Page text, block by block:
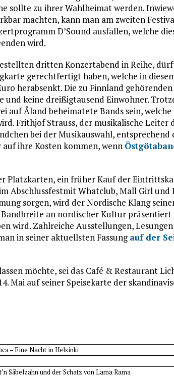
sollte zu ihrer Wahlheimat werden.
machten, kann man am zweiten
D’Sound ausfallen, welche
wird.
dritten Konzertabend in Reihe,
gerechtfertigt haben, welche in
herabsenkt. Die zu Finnland gehörenden
und keine dreißigtausend Einwohner.
auf Åland beheimatete Bands sein, welche
Frithjof Strauss, der musikalische Leiter
bei der Musikauswahl,
auf ihre Kosten kommen, wenn
Platzkarten, ein früher Kauf der
Abschlussfestmit Whatclub, Mall Girl und
sorgen, wird der Nordische Klang
an nordischer Kultur präsentiert
wird. Zahlreiche Ausstellungen,
in seiner aktuellsten Fassungauf der
möchte, sei das Café & Restaurant
Mai auf seiner Speisekarte der
– Eine Nacht in Helsinki
Säbelzahn und der Schatz von Lama Rama